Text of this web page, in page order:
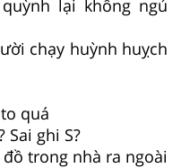
lại không ngủ
chạy huỳnh huỵch
quá
Sai ghi S?
trong nhà ra ngoài